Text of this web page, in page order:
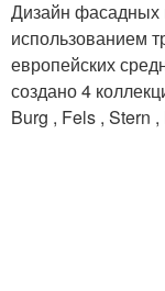
Дизайн фасадных
использованием
европейских
создано 4
Burg , Fels , Stern